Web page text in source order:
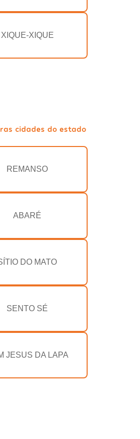
XIQUE-XIQUE
cidades do estado
REMANSO
ABARÉ
DO MATO
SENTO SÉ
JESUS DA LAPA